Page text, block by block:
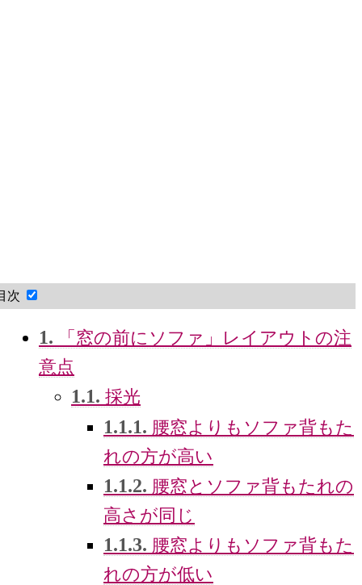
次
1. 「窓の前にソファ」レイアウトの注
意点
1.1. 採光
1.1.1. 腰窓よりもソファ背もた
れの方が高い
1.1.2. 腰窓とソファ背もたれの
高さが同じ
1.1.3. 腰窓よりもソファ背もた
れの方が低い